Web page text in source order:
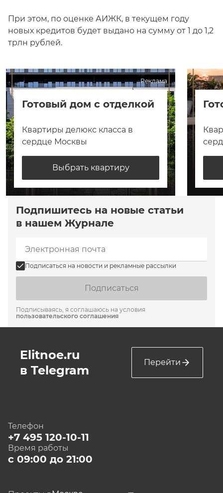
При этом, по оценке АИЖК, в текущем году
новых кредитов будет выдано на сумму от 1 до 1,2
трлн рублей.
Реклама
Готовый дом с отделкой
Квартиры делюкс класса в
сердце Москвы
Выбрать квартиру
Подпишитесь на новые статьи
в нашем Журнале
Подписаться на новости и рекламные рассылки
Подписаться
Подписываясь, я соглашаюсь на условия
пользовательского соглашения
Elitnoe.ru
в Telegram
Перейти
Телефон
+7 495 120-10-11
Время работы
с 09:00 до 21:00